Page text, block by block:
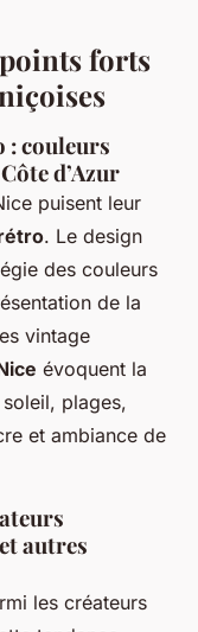
forts
: couleurs
d’Azur
puisent leur
. Le design
des couleurs
de la
vintage
évoquent la
plages,
et ambiance de
autres
les créateurs